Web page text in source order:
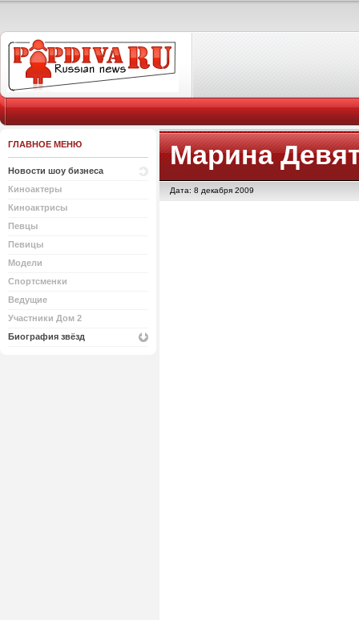
ГЛАВНОЕ МЕНЮ
Новости шоу бизнеса
Киноактеры
Киноактрисы
Певцы
Певицы
Модели
Спортсменки
Ведущие
Участники Дом 2
Биография звёзд
Марина
Дата: 8 декабря 2009